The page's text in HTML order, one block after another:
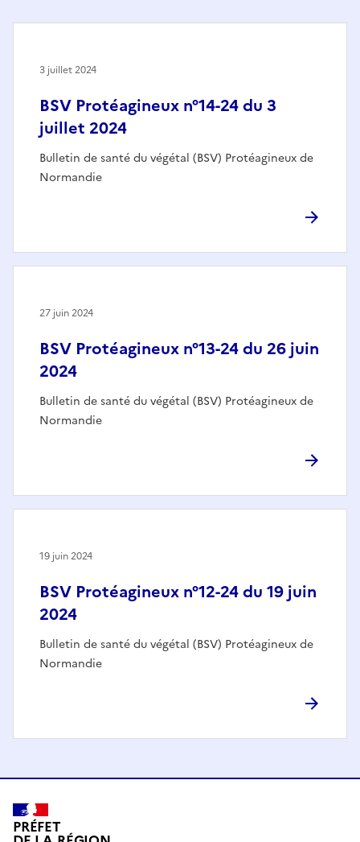
BSV Protéagineux n°14-24 du 3
juillet 2024
Bulletin de santé du végétal (BSV) Protéagineux de
Normandie
3 juillet 2024
BSV Protéagineux n°13-24 du 26 juin
2024
Bulletin de santé du végétal (BSV) Protéagineux de
Normandie
27 juin 2024
BSV Protéagineux n°12-24 du 19 juin
2024
Bulletin de santé du végétal (BSV) Protéagineux de
Normandie
19 juin 2024
PRÉFET